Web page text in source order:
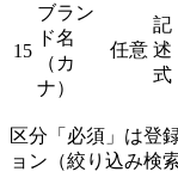
15
ブラン
ド名
（カ
ナ）
任意
記
述
式
区分「必須」は登
ョン（絞り込み検